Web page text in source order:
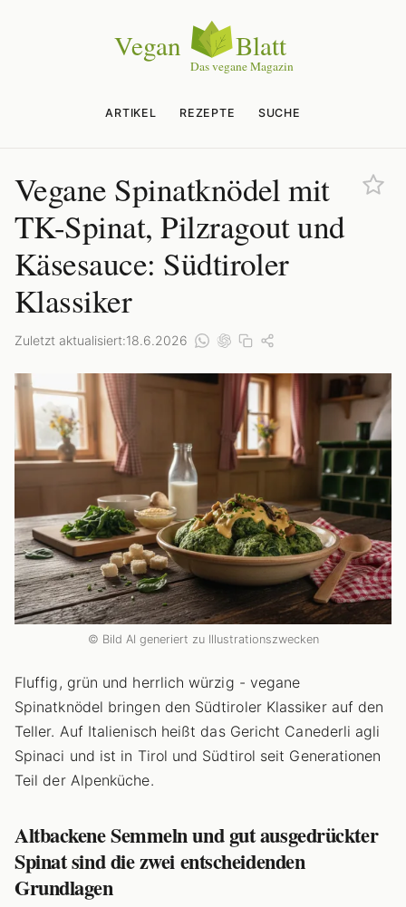
ARTIKEL REZEPTE SUCHE
Vegane Spinatknödel mit
TK-Spinat, Pilzragout und
Käsesauce: Südtiroler
Klassiker
Zuletzt aktualisiert:18.6.2026
© Bild AI generiert zu Illustrationszwecken
Fluffig, grün und herrlich würzig - vegane
Spinatknödel bringen den Südtiroler Klassiker auf den
Teller. Auf Italienisch heißt das Gericht Canederli agli
Spinaci und ist in Tirol und Südtirol seit Generationen
Teil der Alpenküche.
Altbackene Semmeln und gut ausgedrückter
Spinat sind die zwei entscheidenden
Grundlagen